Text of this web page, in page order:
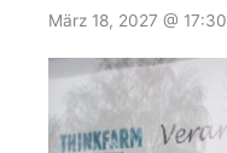
März 18, 2027 @ 17:30